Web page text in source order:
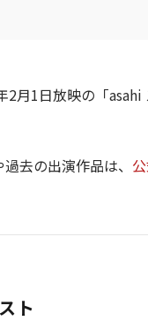
2月1日放映の「
去の出演作品は、
ト